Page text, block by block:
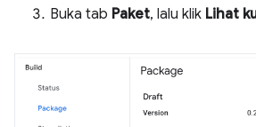
Buka tab Paket, lalu klik Lihat